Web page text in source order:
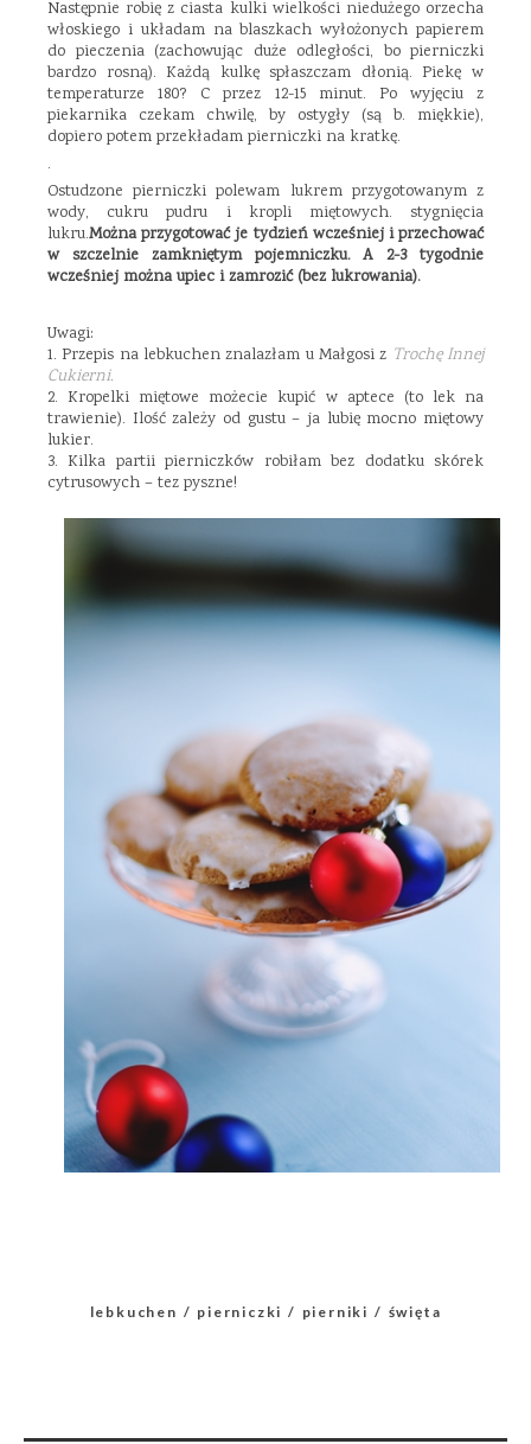
Następnie robię z ciasta kulki wielkości niedużego orzecha
włoskiego i układam na blaszkach wyłożonych papierem
do pieczenia (zachowując duże odległości, bo pierniczki
bardzo rosną). Każdą kulkę spłaszczam dłonią. Piekę w
temperaturze 180? C przez 12-15 minut. Po wyjęciu z
piekarnika czekam chwilę, by ostygły (są b. miękkie),
dopiero potem przekładam pierniczki na kratkę.
.
Ostudzone pierniczki polewam lukrem przygotowanym z
wody, cukru pudru i kropli miętowych. stygnięcia
lukru.Można przygotować je tydzień wcześniej i przechować
w szczelnie zamkniętym pojemniczku. A 2-3 tygodnie
wcześniej można upiec i zamrozić (bez lukrowania).
Uwagi:
1. Przepis na lebkuchen znalazłam u Małgosi z Trochę Innej
Cukierni.
2. Kropelki miętowe możecie kupić w aptece (to lek na
trawienie). Ilość zależy od gustu – ja lubię mocno miętowy
lukier.
3. Kilka partii pierniczków robiłam bez dodatku skórek
cytrusowych – tez pyszne!
lebkuchen pierniczki pierniki święta